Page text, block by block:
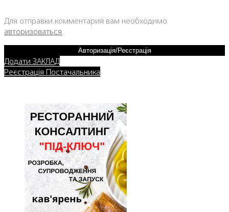
Для отправки комментария вам необходимо
авторизоваться
Авторизація/Реєстрація
Додати ЗАКЛАД
Реєстрація Постачальника